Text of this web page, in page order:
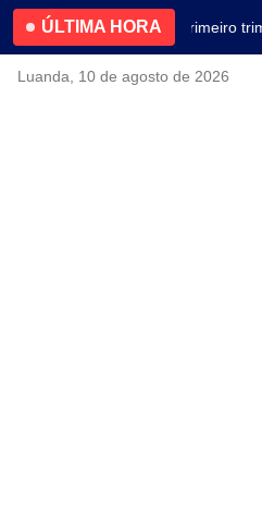
ÚLTIMA HORA4.2% no primeiro
Luanda, 10 de agosto de 2026